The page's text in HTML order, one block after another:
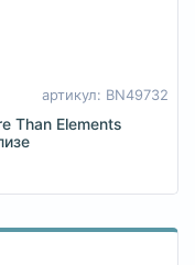
артикул: BN49732
Than Elements